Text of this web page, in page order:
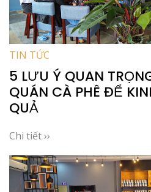
TIN TỨC
5 LƯU Ý QUAN
QUÁN CÀ PHÊ ĐỂ
QUẢ
Chi tiết ››